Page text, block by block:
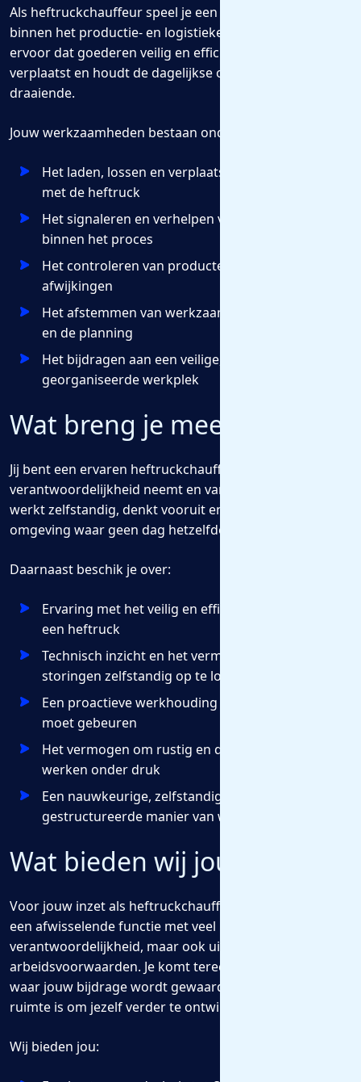
Als heftruckchauffeur speel je een belangrijke rol
binnen het productie- en logistieke proces. Je zorgt
ervoor dat goederen veilig en efficiënt worden
verplaatst en houdt de dagelijkse operatie soepel
draaiende.
Jouw werkzaamheden bestaan onder andere uit:
Het laden, lossen en verplaatsen van goederen
met de heftruck
Het signaleren en verhelpen van kleine storingen
binnen het proces
Het controleren van producten op kwaliteit en
afwijkingen
Het afstemmen van werkzaamheden met collega's
en de planning
Het bijdragen aan een veilige, nette en
georganiseerde werkplek
Wat breng je mee?
Jij bent een ervaren heftruckchauffeur die graag
verantwoordelijkheid neemt en van aanpakken weet. Je
werkt zelfstandig, denkt vooruit en voelt je thuis in een
omgeving waar geen dag hetzelfde is.
Daarnaast beschik je over:
Ervaring met het veilig en efficiënt besturen van
een heftruck
Technisch inzicht en het vermogen om kleine
storingen zelfstandig op te lossen
Een proactieve werkhouding en oog voor wat er
moet gebeuren
Het vermogen om rustig en doelgericht te blijven
werken onder druk
Een nauwkeurige, zelfstandige en
gestructureerde manier van werken
Wat bieden wij jou?
Voor jouw inzet als heftruckchauffeur krijg je niet alleen
een afwisselende functie met veel
verantwoordelijkheid, maar ook uitstekende
arbeidsvoorwaarden. Je komt terecht in een organisatie
waar jouw bijdrage wordt gewaardeerd en waar volop
ruimte is om jezelf verder te ontwikkelen.
Wij bieden jou: